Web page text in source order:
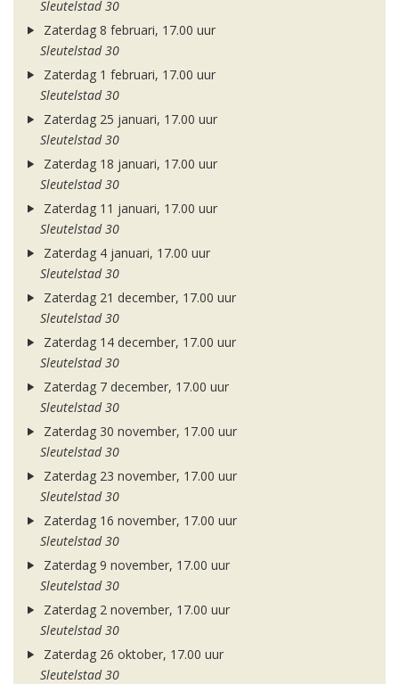
Sleutelstad 30
Zaterdag 8 februari, 17.00 uur
Sleutelstad 30
Zaterdag 1 februari, 17.00 uur
Sleutelstad 30
Zaterdag 25 januari, 17.00 uur
Sleutelstad 30
Zaterdag 18 januari, 17.00 uur
Sleutelstad 30
Zaterdag 11 januari, 17.00 uur
Sleutelstad 30
Zaterdag 4 januari, 17.00 uur
Sleutelstad 30
Zaterdag 21 december, 17.00 uur
Sleutelstad 30
Zaterdag 14 december, 17.00 uur
Sleutelstad 30
Zaterdag 7 december, 17.00 uur
Sleutelstad 30
Zaterdag 30 november, 17.00 uur
Sleutelstad 30
Zaterdag 23 november, 17.00 uur
Sleutelstad 30
Zaterdag 16 november, 17.00 uur
Sleutelstad 30
Zaterdag 9 november, 17.00 uur
Sleutelstad 30
Zaterdag 2 november, 17.00 uur
Sleutelstad 30
Zaterdag 26 oktober, 17.00 uur
Sleutelstad 30